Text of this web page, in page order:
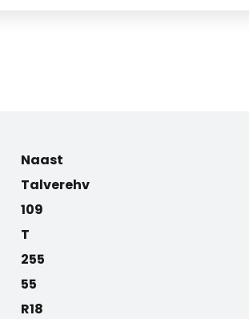
Naast
Talverehv
109
T
255
55
R18